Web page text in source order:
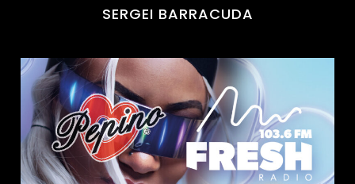
SERGEI BARRACUDA